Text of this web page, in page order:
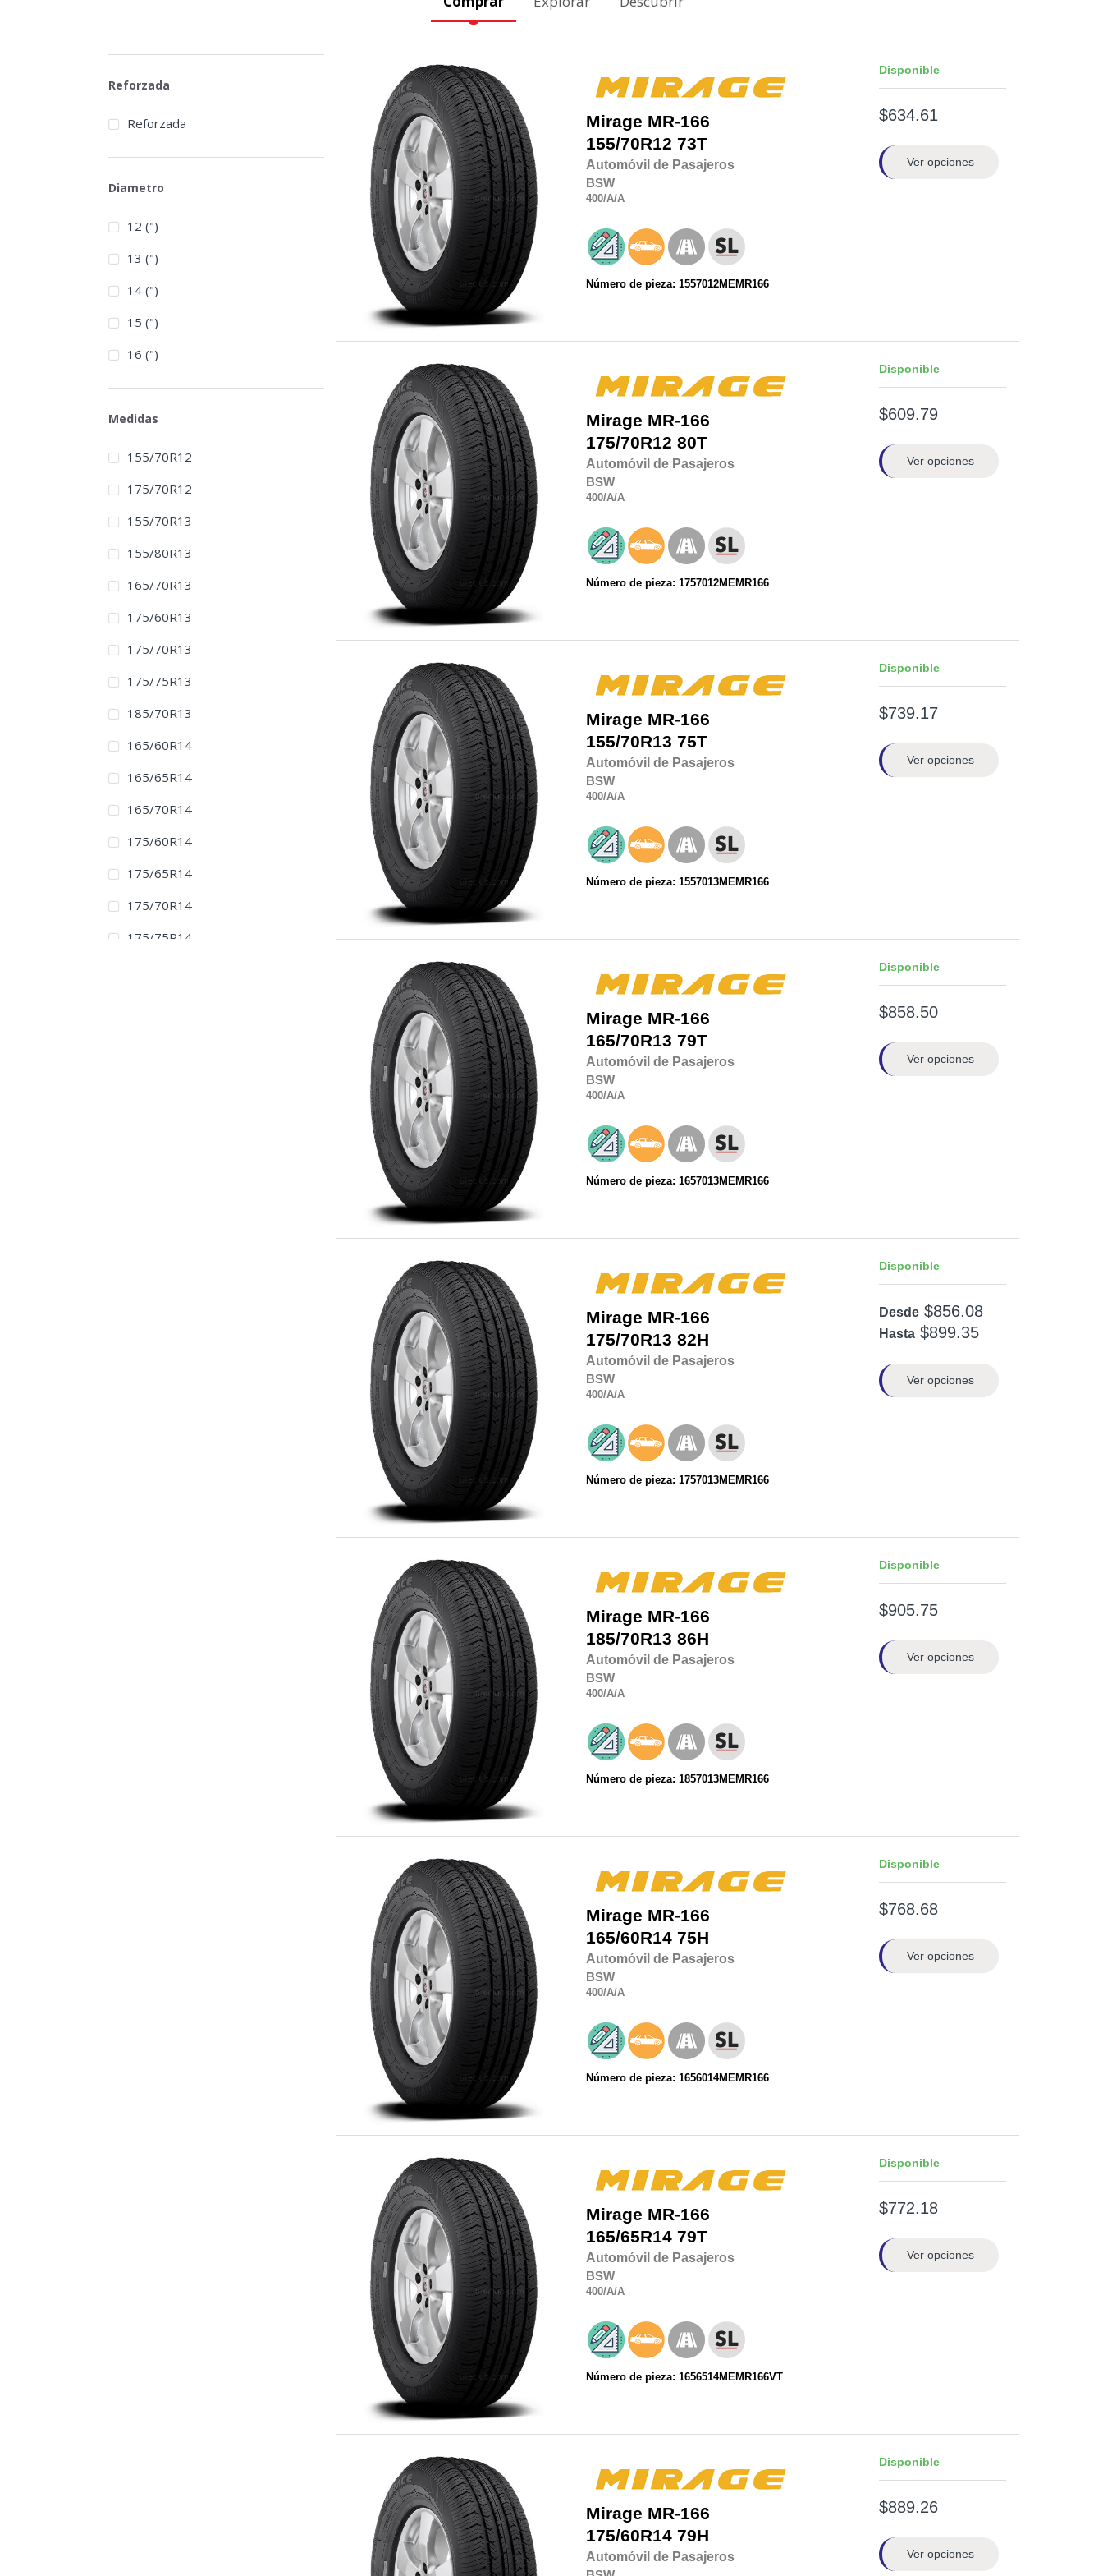
Mirage MR-166
155/70R12 73T
Automóvil de Pasajeros
BSW
400/A/A
Número de pieza: 1557012MEMR166
Disponible
$634.61
Ver opciones
Mirage MR-166
175/70R12 80T
Automóvil de Pasajeros
BSW
400/A/A
Número de pieza: 1757012MEMR166
Disponible
$609.79
Ver opciones
Mirage MR-166
155/70R13 75T
Automóvil de Pasajeros
BSW
400/A/A
Número de pieza: 1557013MEMR166
Disponible
$739.17
Ver opciones
Mirage MR-166
165/70R13 79T
Automóvil de Pasajeros
BSW
400/A/A
Número de pieza: 1657013MEMR166
Disponible
$858.50
Ver opciones
Mirage MR-166
175/70R13 82H
Automóvil de Pasajeros
BSW
400/A/A
Número de pieza: 1757013MEMR166
Disponible
Desde $856.08
Hasta $899.35
Ver opciones
Mirage MR-166
185/70R13 86H
Automóvil de Pasajeros
BSW
400/A/A
Número de pieza: 1857013MEMR166
Disponible
$905.75
Ver opciones
Mirage MR-166
165/60R1475H
Automóvil de Pasajeros
BSW
400/A/A
Número de pieza: 1656014MEMR166
Disponible
$768.68
Ver opciones
Mirage MR-166
165/65R1479T
Automóvil de Pasajeros
BSW
400/A/A
Número de pieza: 1656514MEMR166VT
Disponible
$772.18
Ver opciones
Mirage MR-166
175/60R1479H
Automóvil de Pasajeros
Disponible
$889.26
Ver opciones
Reforzada
Reforzada
Diametro
12 (")
13 (")
14 (")
15 (")
16 (")
Medidas
155/70R12
175/70R12
155/70R13
155/80R13
165/70R13
175/60R13
175/70R13
175/75R13
185/70R13
165/60R14
165/65R14
165/70R14
175/60R14
175/65R14
175/70R14
175/75R14